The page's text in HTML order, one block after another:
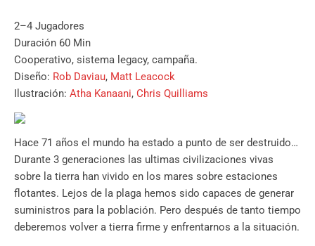
2–4 Jugadores
Duración 60 Min
Cooperativo, sistema legacy, campaña.
Diseño: Rob Daviau, Matt Leacock
Ilustración: Atha Kanaani, Chris Quilliams
Hace 71 años el mundo ha estado a punto de ser destruido…
Durante 3 generaciones las ultimas civilizaciones vivas
sobre la tierra han vivido en los mares sobre estaciones
flotantes. Lejos de la plaga hemos sido capaces de generar
suministros para la población. Pero después de tanto tiempo
deberemos volver a tierra firme y enfrentarnos a la situación.